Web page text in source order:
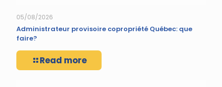
05/08/2026
Administrateur provisoire copropriété Québec: que
faire?
Read more